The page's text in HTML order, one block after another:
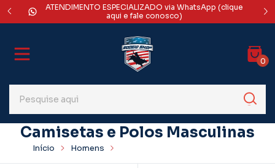
ATENDIMENTO ESPECIALIZADO via WhatsApp (clique
aqui e fale conosco)
0
Camisetas e Polos Masculinas
Início Homens